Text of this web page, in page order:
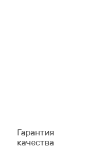
Гарантия
качества